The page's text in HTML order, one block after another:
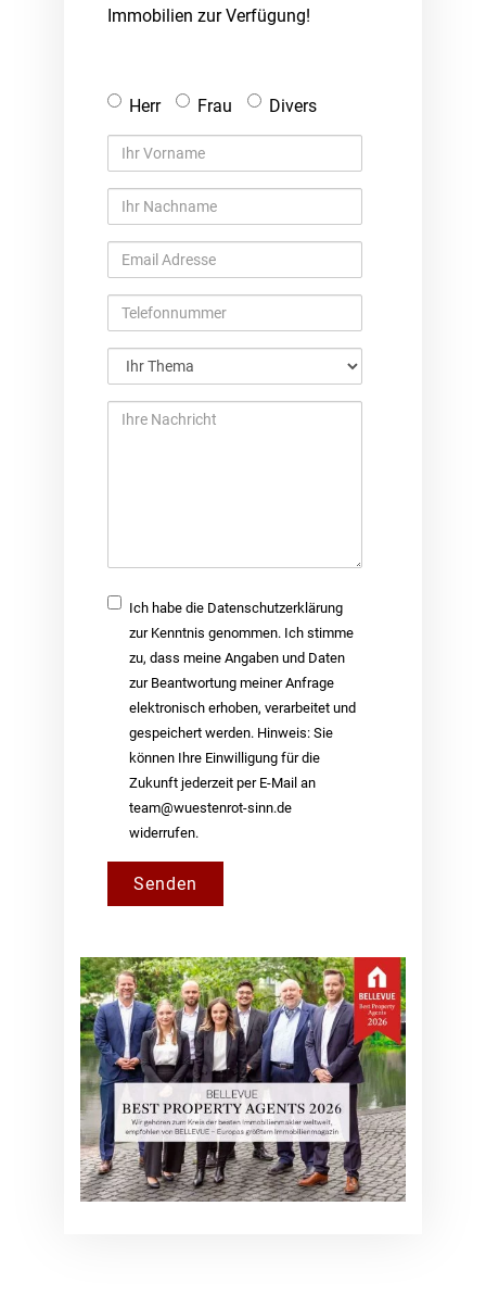
Immobilien zur Verfügung!
Anrede
Herr Frau
Divers
Ihr
Vorname
Ihr
Nachname
Email
Adresse
Telefonnummer
Ihr
Thema
Ihre
Checkbox
Ich habe die Datenschutzerklärung
zur Kenntnis genommen. Ich stimme
zu, dass meine Angaben und Daten
zur Beantwortung meiner Anfrage
elektronisch erhoben, verarbeitet und
gespeichert werden. Hinweis: Sie
können Ihre Einwilligung für die
Zukunft jederzeit per E-Mail an
team@wuestenrot-sinn.de
widerrufen.